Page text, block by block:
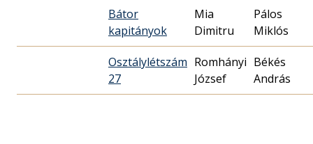
Bátor
kapitányok
Mia
Dimitru
Pálos
Miklós
Osztálylétszám
27
Romhányi
József
Békés
András